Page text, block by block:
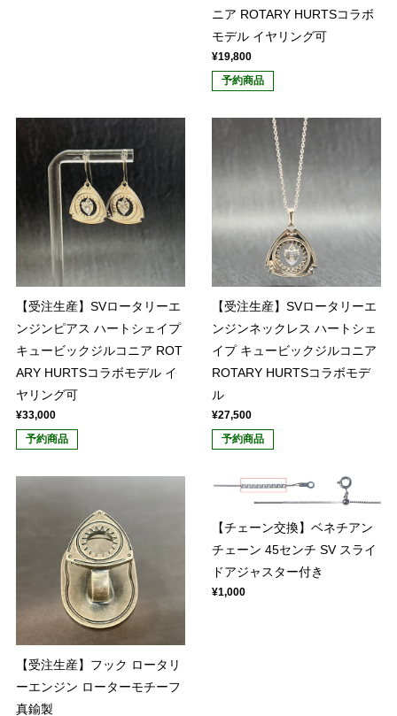
ニア ROTARY HURTSコラボ
モデル イヤリング可
¥19,800
予約商品
【受注生産】SVロータリーエ
ンジンピアス ハートシェイプ
キュービックジルコニア ROT
ARY HURTSコラボモデル イ
ヤリング可
¥33,000
予約商品
【受注生産】SVロータリーエ
ンジンネックレス ハートシェ
イプ キュービックジルコニア
ROTARY HURTSコラボモデ
ル
¥27,500
予約商品
【受注生産】フック ロータリ
ーエンジン ローターモチーフ
真鍮製
【チェーン交換】ベネチアン
チェーン 45センチ SV スライ
ドアジャスター付き
¥1,000